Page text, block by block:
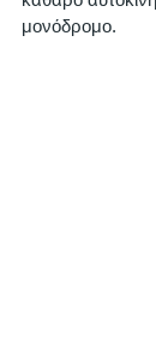
μονόδρομο.